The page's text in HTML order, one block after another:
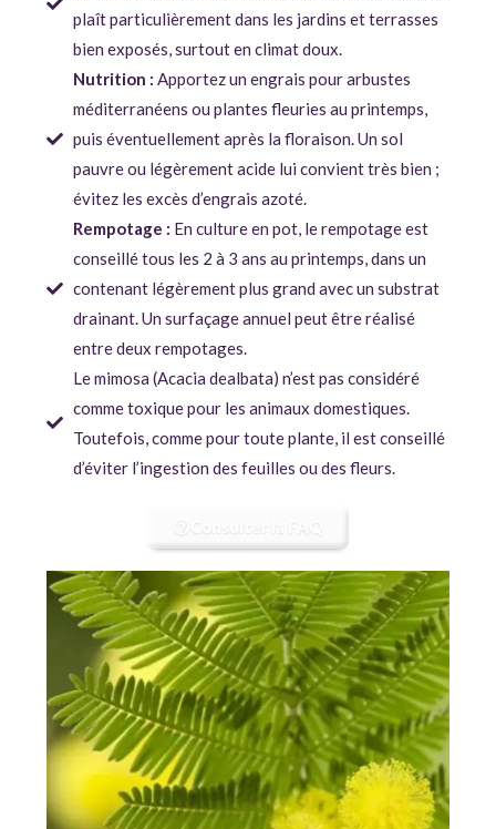
plaît particulièrement dans les jardins et terrasses
bien exposés, surtout en climat doux.
Nutrition : Apportez un engrais pour arbustes
méditerranéens ou plantes fleuries au printemps,
puis éventuellement après la floraison. Un sol
pauvre ou légèrement acide lui convient très bien ;
évitez les excès d’engrais azoté.
Rempotage : En culture en pot, le rempotage est
conseillé tous les 2 à 3 ans au printemps, dans un
contenant légèrement plus grand avec un substrat
drainant. Un surfaçage annuel peut être réalisé
entre deux rempotages.
Le mimosa (Acacia dealbata) n’est pas considéré
comme toxique pour les animaux domestiques.
Toutefois, comme pour toute plante, il est conseillé
d’éviter l’ingestion des feuilles ou des fleurs.